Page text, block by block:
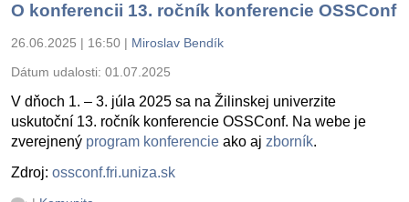
O konferencii 13. ročník konferencie OSSConf
26.06.2025 | 16:50 | Miroslav Bendík
Dátum udalosti: 01.07.2025
V dňoch 1. – 3. júla 2025 sa na Žilinskej univerzite
uskutoční 13. ročník konferencie OSSConf. Na webe je
zverejnený program konferencie ako aj zborník.
Zdroj: ossconf.fri.uniza.sk